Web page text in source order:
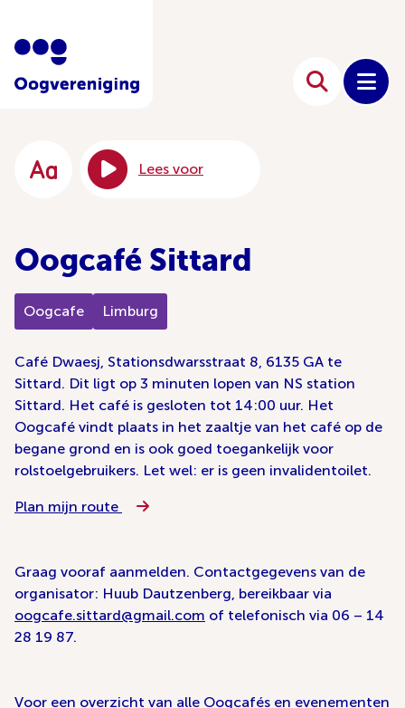
Lees voor
Oogcafé Sittard
Oogcafe Limburg
Café Dwaesj, Stationsdwarsstraat 8, 6135 GA te
Sittard. Dit ligt op 3 minuten lopen van NS station
Sittard. Het café is gesloten tot 14:00 uur. Het
Oogcafé vindt plaats in het zaaltje van het café op de
begane grond en is ook goed toegankelijk voor
rolstoelgebruikers. Let wel: er is geen invalidentoilet.
Plan mijn route
Graag vooraf aanmelden. Contactgegevens van de
organisator: Huub Dautzenberg, bereikbaar via
oogcafe.sittard@gmail.com of telefonisch via 06 – 14
28 19 87.
Voor een overzicht van alle Oogcafés en evenementen